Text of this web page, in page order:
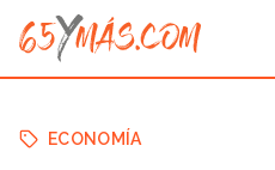
ECONOMÍA